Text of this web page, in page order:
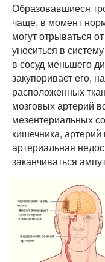
Образовавшиеся
чаще, в момент
могут отрываться
уноситься в
в сосуд меньшего
закупоривает его,
расположенных
мозговых артерий
мезентериальных
кишечника,
артериальная
заканчиваться